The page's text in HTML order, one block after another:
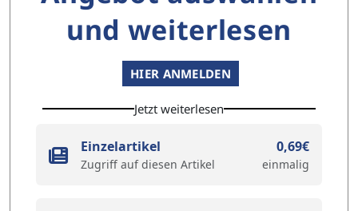
und weiterlesen
HIER ANMELDEN
Jetzt weiterlesen
Einzelartikel
Zugriff auf diesen Artikel
0,69€
einmalig